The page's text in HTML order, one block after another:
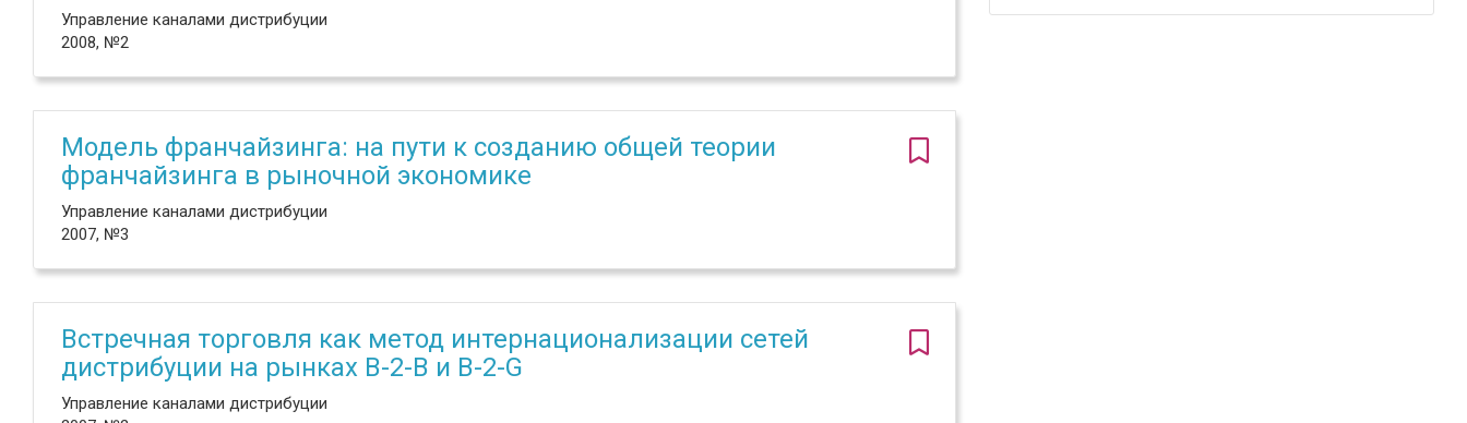
Управление каналами дистрибуции
2008, №2
Модель франчайзинга: на пути к созданию общей теории
франчайзинга в рыночной экономике
Управление каналами дистрибуции
2007, №3
Встречная торговля как метод интернационализации сетей
дистрибуции на рынках B-2-B и B-2-G
Управление каналами дистрибуции